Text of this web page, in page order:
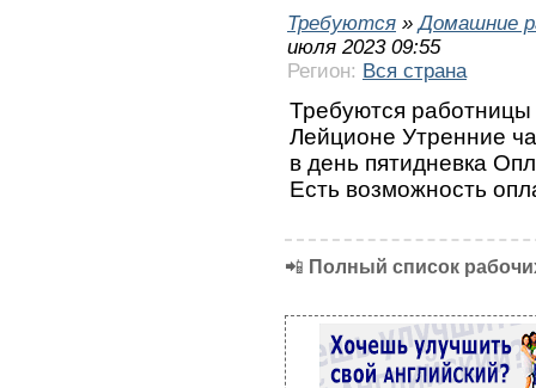
Требуются »Домашние
июля 2023 09:55
Регион: Вся страна
Требуются
Лейционе Утренние
в день пятидневка
Есть возможность
📲 Полный список